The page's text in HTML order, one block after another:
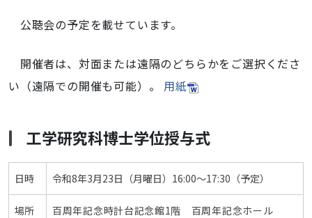
公聴会の予定を載せています。
開催者は、対面または遠隔のどちらかをご選択くださ
い（遠隔での開催も可能）。
用紙
工学研究科博士学位授与式
日時 令和8年3月23日（月曜日）16:00～17:30（予定）
場所
百周年記念時計台記念館1階 百周年記念ホール